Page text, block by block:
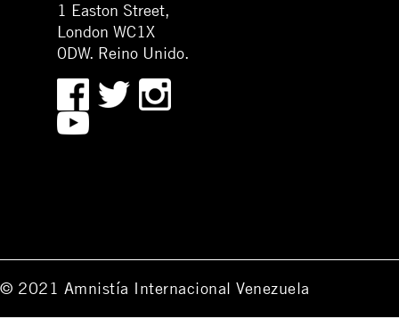
1 Easton Street,
London WC1X
0DW. Reino Unido.
© 2021 Amnistía Internacional Venezuela